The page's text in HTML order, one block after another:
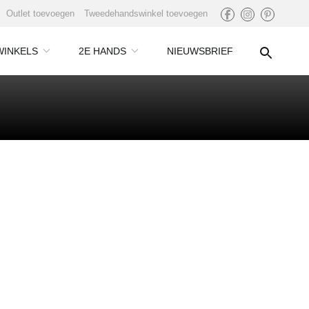
Outlet toevoegen Tweedehandswinkel toevoegen
2E HANDS NIEUWSBRIEF